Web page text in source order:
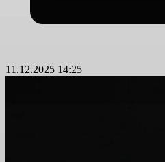
11.12.2025 14:25